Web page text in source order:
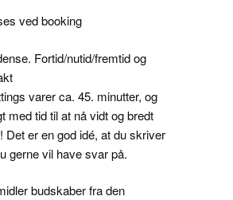
ved booking
Fortid/nutid/fremtid og
varer ca. 45. minutter, og
med tid til at nå vidt og bredt
Det er en god idé, at du skriver
gerne vil have svar på.
budskaber fra den